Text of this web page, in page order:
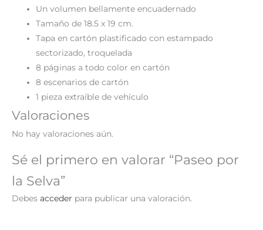
Un volumen bellamente encuadernado
Tamaño de 18.5 x 19 cm.
Tapa en cartón plastificado con estampado
sectorizado, troquelada
8 páginas a todo color en cartón
8 escenarios de cartón
1 pieza extraíble de vehículo
Valoraciones
No hay valoraciones aún.
Sé el primero en valorar “Paseo por
la Selva”
Debes acceder para publicar una valoración.